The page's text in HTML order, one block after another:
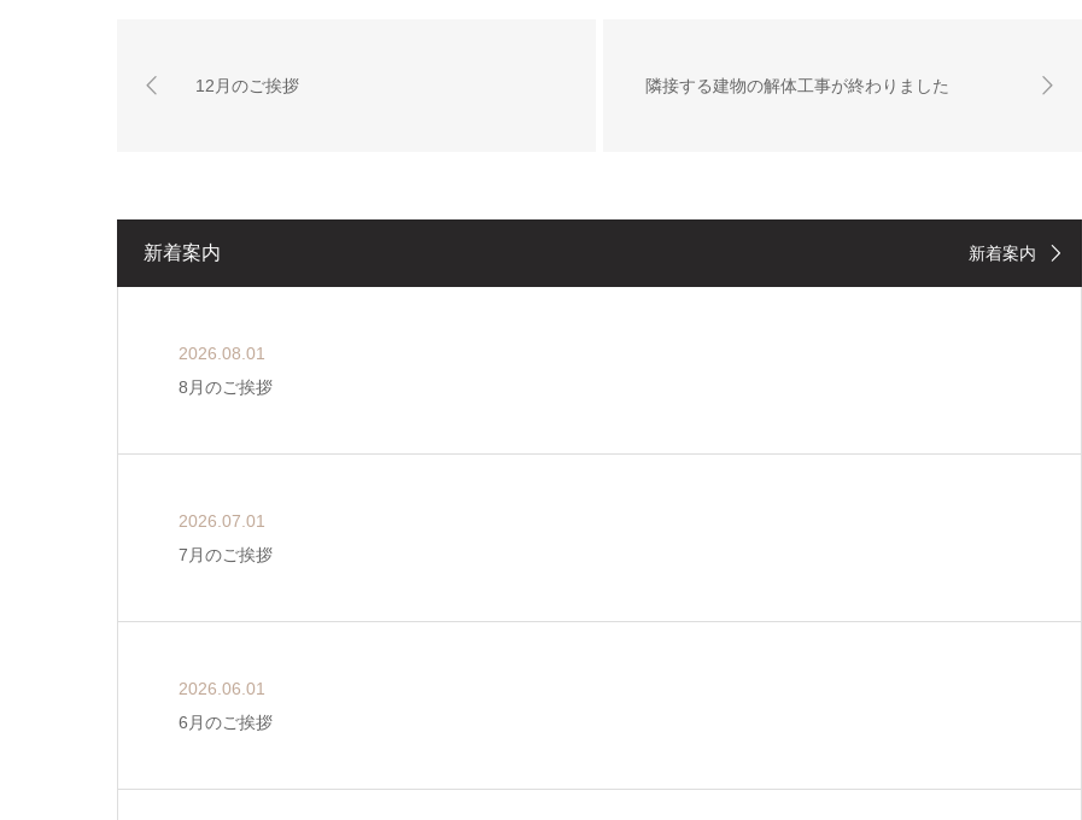
12月のご挨拶 隣接する建物の解体工事が終わりました
新着案内 新着案内
2026.08.01
8月のご挨拶
2026.07.01
7月のご挨拶
2026.06.01
6月のご挨拶